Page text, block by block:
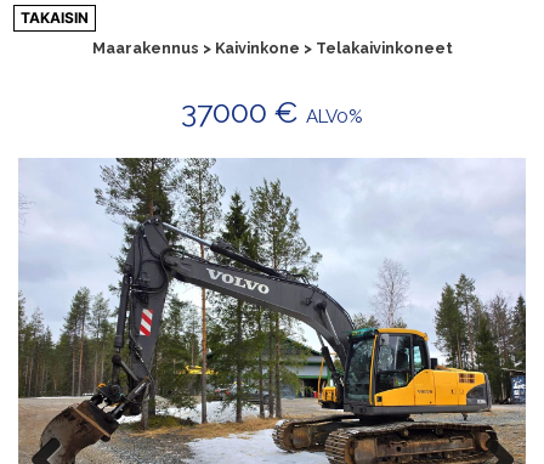
Siirry
sisältöön
TAKAISIN
Maarakennus > Kaivinkone > Telakaivinkoneet
37000 € ALV0%